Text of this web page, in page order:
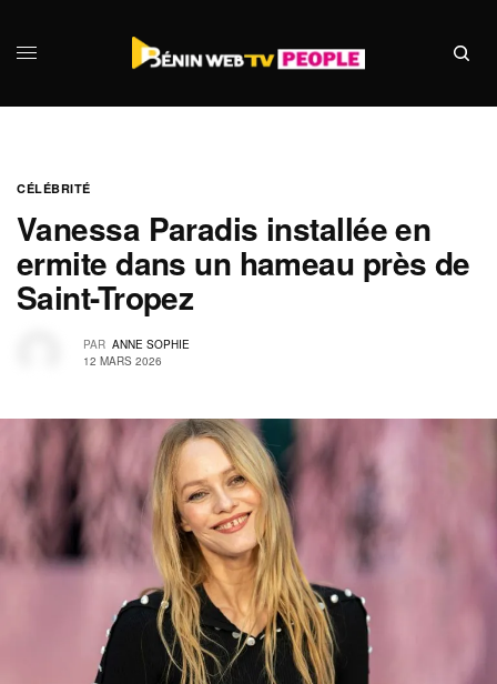
CÉLÉBRITÉ
Vanessa Paradis installée en
ermite dans un hameau près de
Saint-Tropez
PAR ANNE SOPHIE
12 MARS 2026